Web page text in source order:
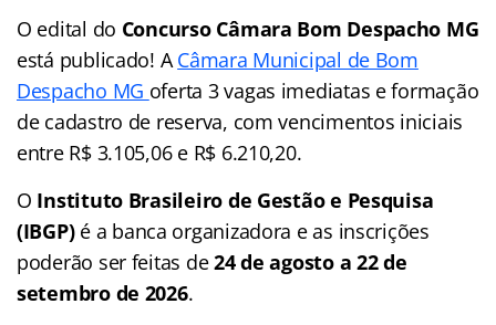
O edital do Concurso Câmara Bom Despacho MG
está publicado! ACâmara Municipal de Bom
Despacho MG oferta 3 vagas imediatas e formação
de cadastro de reserva, com vencimentos iniciais
entre R$ 3.105,06 e R$ 6.210,20.
O Instituto Brasileiro de Gestão e Pesquisa
(IBGP) é a banca organizadora e as inscrições
poderão ser feitas de24 de agosto a 22 de
setembro de 2026.